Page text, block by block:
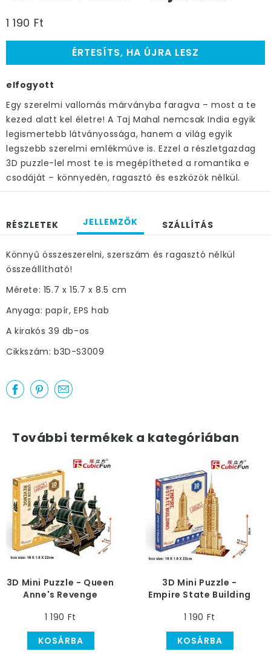
1 190 Ft
ÉRTESÍTS, HA ÚJRA LESZ
elfogyott
Egy szerelmi vallomás márványba faragva – most a te
kezed alatt kel életre! A Taj Mahal nemcsak India egyik
legismertebb látványossága, hanem a világ egyik
legszebb szerelmi emlékműve is. Ezzel a részletgazdag
3D puzzle-lel most te is megépítheted a romantika e
csodáját – könnyedén, ragasztó és eszközök nélkül.
RÉSZLETEK JELLEMZŐK SZÁLLÍTÁS
Könnyű összeszerelni, szerszám és ragasztó nélkül
összeállítható!
Mérete: 15.7 x 15.7 x 8.5 cm
Anyaga: papír, EPS hab
A kirakós 39 db-os
Cikkszám: b3D-S3009
További termékek a kategóriában
3D Mini Puzzle - Queen
Anne's Revenge
1 190 Ft
KOSÁRBA
3D Mini Puzzle -
Empire State Building
1 190 Ft
KOSÁRBA